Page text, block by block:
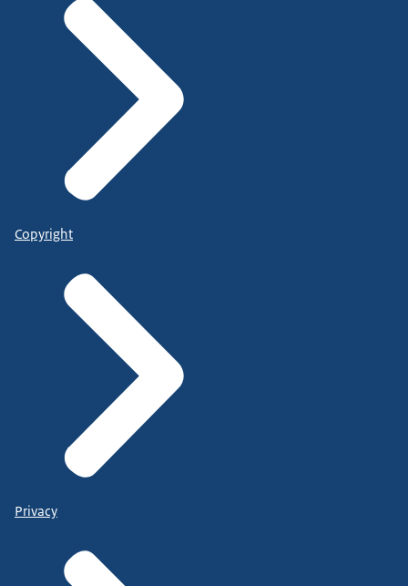
Copyright
Privacy